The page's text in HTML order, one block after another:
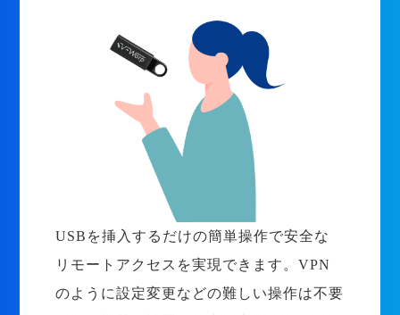
USBを挿入するだけの簡単操作で安全な
リモートアクセスを実現できます。VPN
のように設定変更などの難しい操作は不要